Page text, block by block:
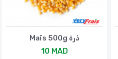
Maïs 500g ذرة
10 MAD